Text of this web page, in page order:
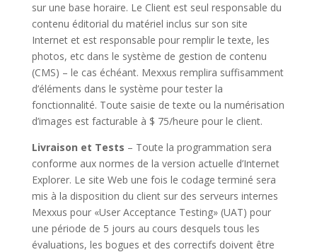
sur une base horaire. Le Client est seul responsable du
contenu éditorial du matériel inclus sur son site
Internet et est responsable pour remplir le texte, les
photos, etc dans le système de gestion de contenu
(CMS) – le cas échéant. Mexxus remplira suffisamment
d’éléments dans le système pour tester la
fonctionnalité. Toute saisie de texte ou la numérisation
d’images est facturable à $ 75/heure pour le client.
Livraison et Tests – Toute la programmation sera
conforme aux normes de la version actuelle d’Internet
Explorer. Le site Web une fois le codage terminé sera
mis à la disposition du client sur des serveurs internes
Mexxus pour «User Acceptance Testing» (UAT) pour
une période de 5 jours au cours desquels tous les
évaluations, les bogues et des correctifs doivent être